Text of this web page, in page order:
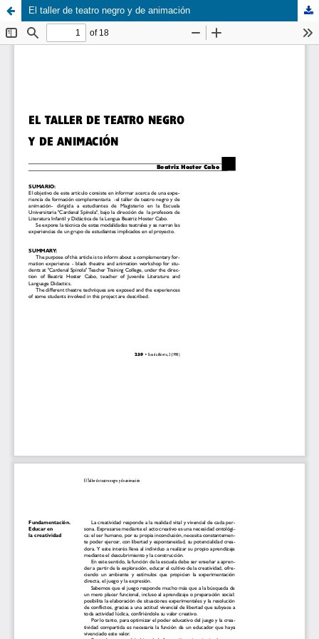
El taller de teatro negro y de animación